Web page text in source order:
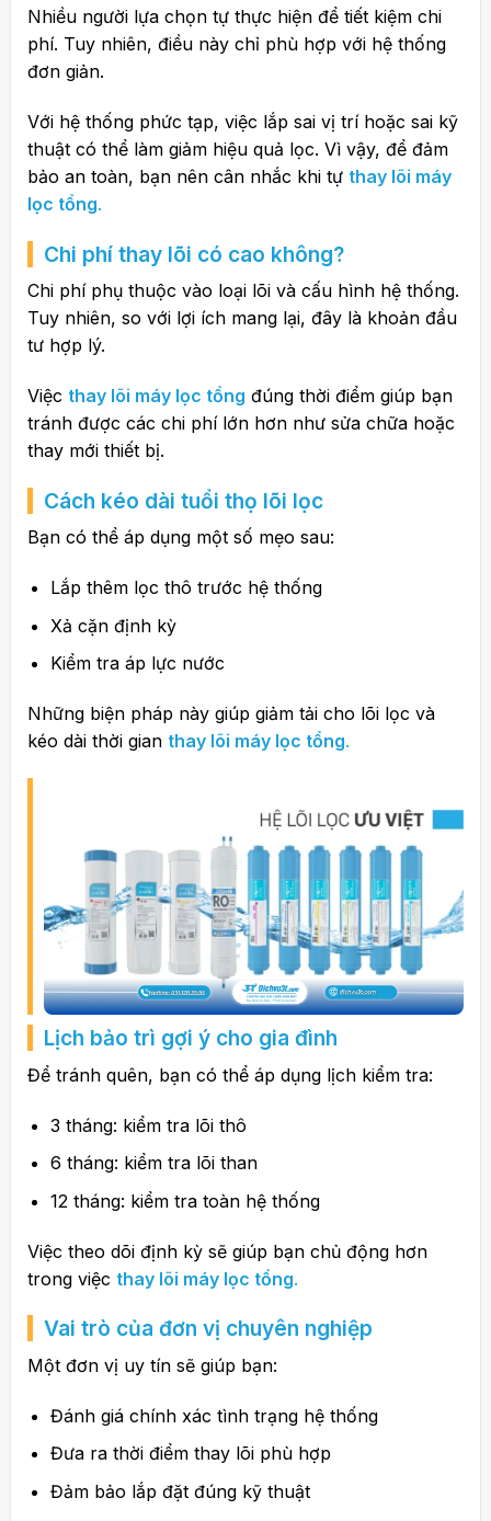
Nhiều người lựa chọn tự thực hiện để tiết kiệm chi
phí. Tuy nhiên, điều này chỉ phù hợp với hệ thống
đơn giản.
Với hệ thống phức tạp, việc lắp sai vị trí hoặc sai kỹ
thuật có thể làm giảm hiệu quả lọc. Vì vậy, để đảm
bảo an toàn, bạn nên cân nhắc khi tự thay lõi máy
lọc tổng.
Chi phí thay lõi có cao không?
Chi phí phụ thuộc vào loại lõi và cấu hình hệ thống.
Tuy nhiên, so với lợi ích mang lại, đây là khoản đầu
tư hợp lý.
Việc thay lõi máy lọc tổng đúng thời điểm giúp bạn
tránh được các chi phí lớn hơn như sửa chữa hoặc
thay mới thiết bị.
Cách kéo dài tuổi thọ lõi lọc
Bạn có thể áp dụng một số mẹo sau:
Lắp thêm lọc thô trước hệ thống
Xả cặn định kỳ
Kiểm tra áp lực nước
Những biện pháp này giúp giảm tải cho lõi lọc và
kéo dài thời gian thay lõi máy lọc tổng.
Lịch bảo trì gợi ý cho gia đình
Để tránh quên, bạn có thể áp dụng lịch kiểm tra:
3 tháng: kiểm tra lõi thô
6 tháng: kiểm tra lõi than
12 tháng: kiểm tra toàn hệ thống
Việc theo dõi định kỳ sẽ giúp bạn chủ động hơn
trong việc thay lõi máy lọc tổng.
Vai trò của đơn vị chuyên nghiệp
Một đơn vị uy tín sẽ giúp bạn:
Đánh giá chính xác tình trạng hệ thống
Đưa ra thời điểm thay lõi phù hợp
Đảm bảo lắp đặt đúng kỹ thuật